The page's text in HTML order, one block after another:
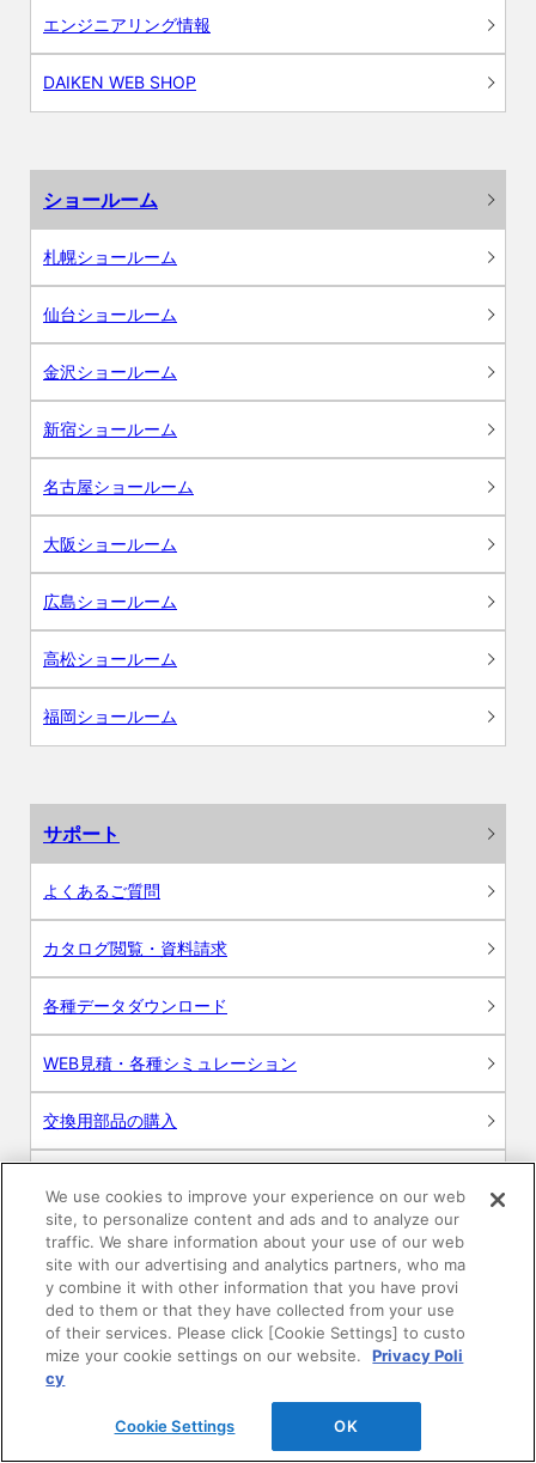
エンジニアリング情報
DAIKEN WEB SHOP
ショールーム
札幌ショールーム
仙台ショールーム
金沢ショールーム
新宿ショールーム
名古屋ショールーム
大阪ショールーム
広島ショールーム
高松ショールーム
福岡ショールーム
サポート
よくあるご質問
カタログ閲覧・資料請求
各種データダウンロード
WEB見積・各種シミュレーション
交換用部品の購入
お問い合わせ
ログイン
建築・設計関係者様向けサイト
WEB見積システム
We use cookies to improve your experience on our web
site, to personalize content and ads and to analyze our
traffic. We share information about your use of our web
site with our advertising and analytics partners, who ma
y combine it with other information that you have provi
ded to them or that they have collected from your use
of their services. Please click [Cookie Settings] to custo
mize your cookie settings on our website.
Privacy Poli
cy
Cookie Settings OK